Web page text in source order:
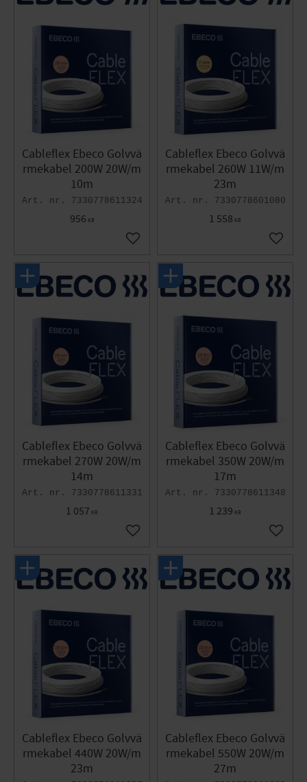
Cableflex Ebeco Golvvä
rmekabel 200W 20W/m
10m
7330778611324
956 KR
Lägg till i favoriter
Cableflex Ebeco Golvvä
rmekabel 260W 11W/m
23m
7330778601080
1 558 KR
Lägg
Cableflex Ebeco Golvvä
rmekabel 270W 20W/m
14m
7330778611331
1 057 KR
Lägg till i favoriter
Cableflex Ebeco Golvvä
rmekabel 350W 20W/m
17m
7330778611348
1 239 KR
Lägg
Cableflex Ebeco Golvvä
rmekabel 440W 20W/m
23m
Cableflex Ebeco Golvvä
rmekabel 550W 20W/m
27m